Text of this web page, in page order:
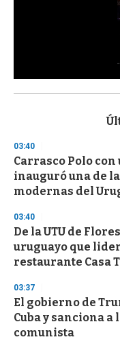
s
d
s
o
f
3
s
e
c
o
n
s
03:40
Carrasco Polo
inauguró una de
modernas del
03:40
De la UTU de
uruguayo que
restaurante Casa
03:37
El gobierno de
Cuba y sanciona
comunista